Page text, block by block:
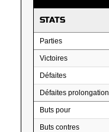
STATS
Parties
Victoires
Défaites
Défaites prolongation
Buts pour
Buts contres